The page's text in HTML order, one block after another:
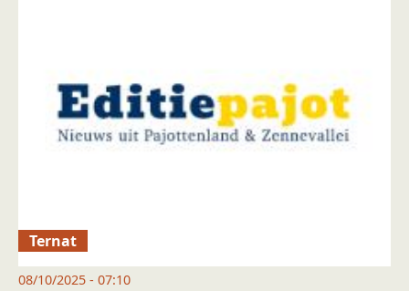
Ternat
08/10/2025 - 07:10